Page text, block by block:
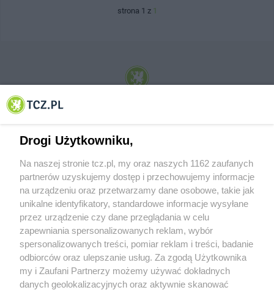
strona 1 z 1
© 2001-2026 Tczew - TCZ.PL Sp. z o.o. Internetowy Serwis Informacyjny Miasta
O FIRMIE POLITYKA PRYWATNOŚCI HOSTING
REKLAMA WSPÓŁPRACA RSS FACEBOOK KONTAKT
Nasze serwisy
Drogi Użytkowniku,
Na naszej stronie tcz.pl, my oraz naszych 1162 zaufanych
partnerów uzyskujemy dostęp i przechowujemy informacje
na urządzeniu oraz przetwarzamy dane osobowe, takie jak
unikalne identyfikatory, standardowe informacje wysyłane
przez urządzenie czy dane przeglądania w celu
zapewniania spersonalizowanych reklam, wybór
spersonalizowanych treści, pomiar reklam i treści, badanie
odbiorców oraz ulepszanie usług. Za zgodą Użytkownika
my i Zaufani Partnerzy możemy używać dokładnych
danych geolokalizacyjnych oraz aktywnie skanować